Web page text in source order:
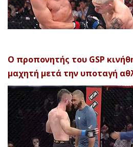
Ο προπονητής του GSP
μαχητή μετά την υποταγή